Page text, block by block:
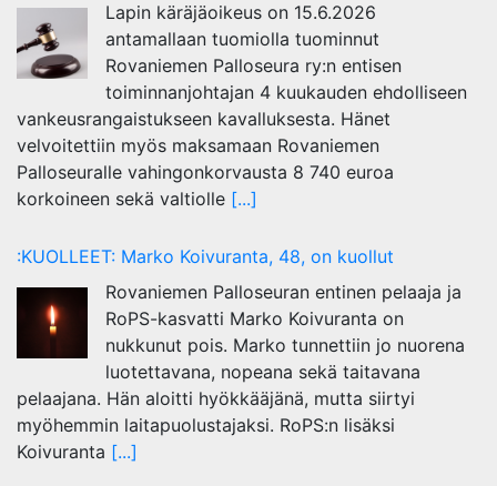
Lapin käräjäoikeus on 15.6.2026
antamallaan tuomiolla tuominnut
Rovaniemen Palloseura ry:n entisen
toiminnanjohtajan 4 kuukauden ehdolliseen
vankeusrangaistukseen kavalluksesta. Hänet
velvoitettiin myös maksamaan Rovaniemen
Palloseuralle vahingonkorvausta 8 740 euroa
korkoineen sekä valtiolle [...]
:KUOLLEET: Marko Koivuranta, 48, on kuollut
Rovaniemen Palloseuran entinen pelaaja ja
RoPS-kasvatti Marko Koivuranta on
nukkunut pois. Marko tunnettiin jo nuorena
luotettavana, nopeana sekä taitavana
pelaajana. Hän aloitti hyökkääjänä, mutta siirtyi
myöhemmin laitapuolustajaksi. RoPS:n lisäksi
Koivuranta [...]